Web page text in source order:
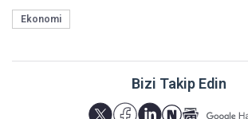
Ekonomi
Bizi Takip Edin